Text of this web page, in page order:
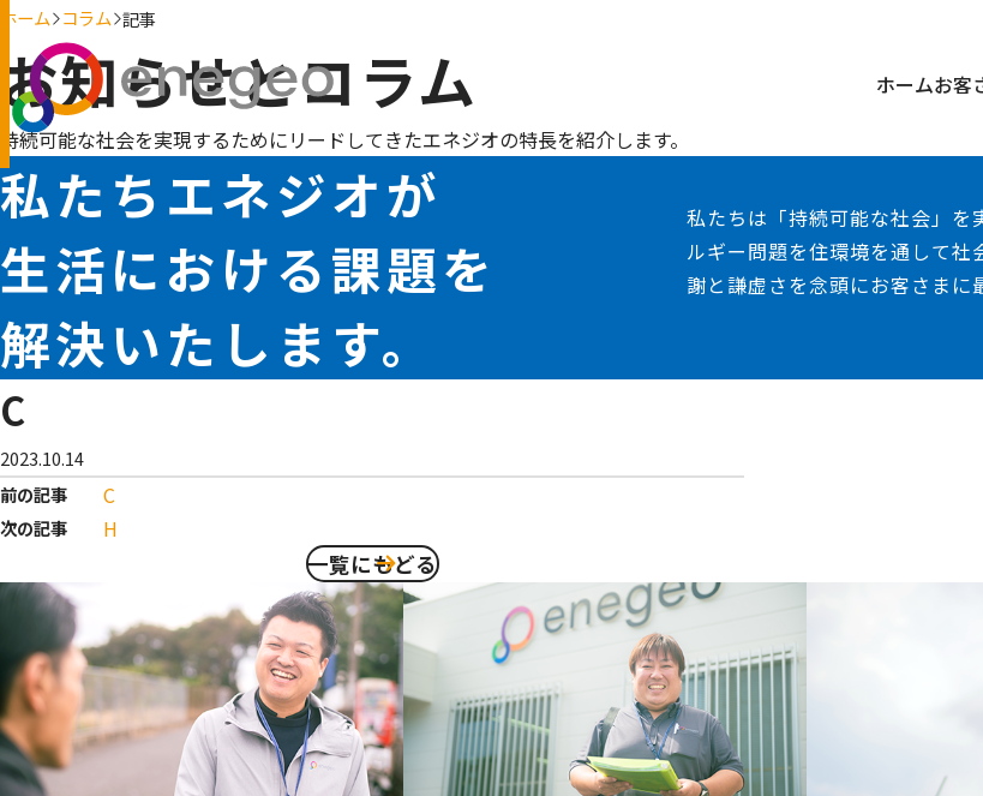
ホームお客
ホーム コラム 記事
お知らせとコラム
持続可能な社会を実現するためにリードしてきたエネジオの特長を紹介します。
私たちエネジオが
生活における課題を
解決いたします。
私たちは「持続可能な社会」を
ルギー問題を住環境を通して社
謝と謙虚さを念頭にお客さまに
C
2023.10.14
前の記事
C
次の記事 H
一覧にもどる